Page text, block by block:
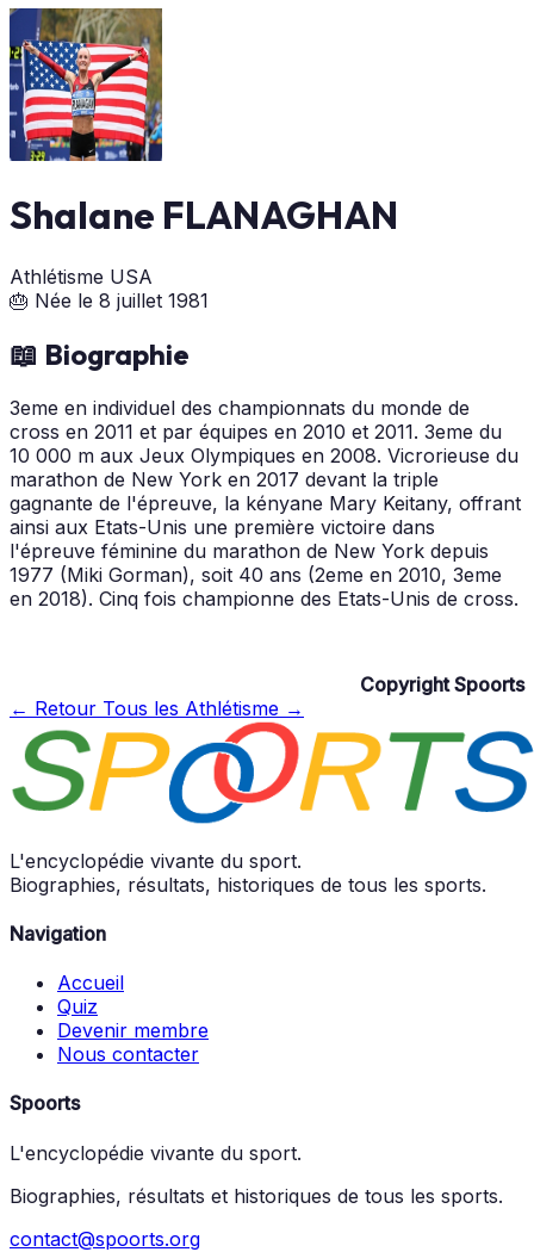
Shalane FLANAGHAN
Athlétisme USA
🎂 Née le 8 juillet 1981
📖 Biographie
3eme en individuel des championnats du monde de
cross en 2011 et par équipes en 2010 et 2011. 3eme du
10 000 m aux Jeux Olympiques en 2008. Vicrorieuse du
marathon de New York en 2017 devant la triple
gagnante de l'épreuve, la kényane Mary Keitany, offrant
ainsi aux Etats-Unis une première victoire dans
l'épreuve féminine du marathon de New York depuis
1977 (Miki Gorman), soit 40 ans (2eme en 2010, 3eme
en 2018). Cinq fois championne des Etats-Unis de cross.
Copyright Spoorts
← Retour Tous les Athlétisme →
L'encyclopédie vivante du sport.
Biographies, résultats, historiques de tous les sports.
Navigation
Accueil
Quiz
Devenir membre
Nous contacter
Spoorts
L'encyclopédie vivante du sport.
Biographies, résultats et historiques de tous les sports.
contact@spoorts.org